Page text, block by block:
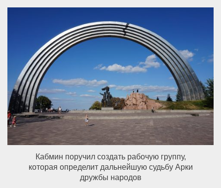
Кабмин поручил создать рабочую группу,
которая определит дальнейшую судьбу Арки
дружбы народов